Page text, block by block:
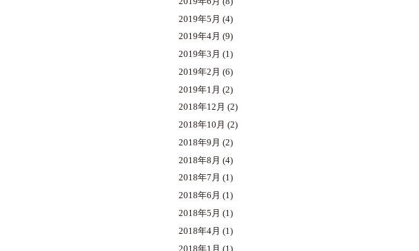
2019年5月 (4)
2019年4月 (9)
2019年3月 (1)
2019年2月 (6)
2019年1月 (2)
2018年12月 (2)
2018年10月 (2)
2018年9月 (2)
2018年8月 (4)
2018年7月 (1)
2018年6月 (1)
2018年5月 (1)
2018年4月 (1)
2018年1月 (1)